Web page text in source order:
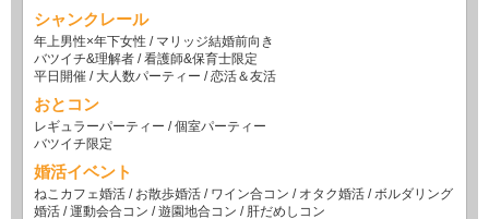
シャンクレール
年上男性×年下女性 / マリッジ結婚前向き
バツイチ&理解者 /看護師&保育士限定
平日開催 / 大人数パーティー /恋活＆友活
おとコン
レギュラーパーティー /個室パーティー
バツイチ限定
婚活イベント
ねこカフェ婚活 / お散歩婚活 / ワイン合コン / オタク婚活 / ボルダリング
婚活 /運動会合コン /遊園地合コン / 肝だめしコン